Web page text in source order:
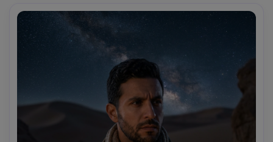
della pelle, capelli volanti puliti, dettaglio realistico della
stella, alta risoluzione, messa a fuoco nitida,
classificazione cinematografica verde-arancione-AR 4:5